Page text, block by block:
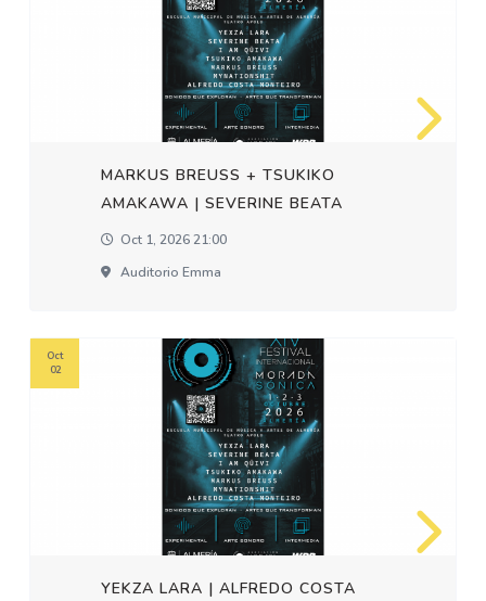
MARKUS BREUSS + TSUKIKO
AMAKAWA | SEVERINE BEATA
Oct 1, 2026 21:00
Auditorio Emma
YEKZA LARA | ALFREDO COSTA
Oct
02